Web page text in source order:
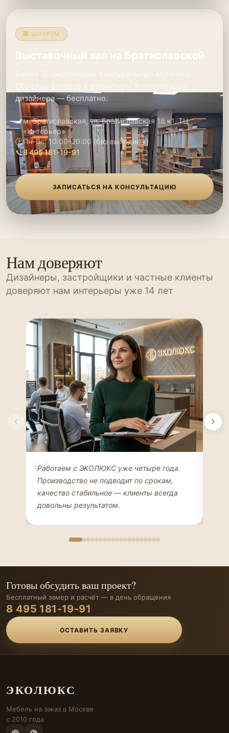
🏢 ШОУРУМ
Выставочный зал на Братиславской
дизайнера — бесплатно.
📍м. Братиславская, ул. Братиславская 18 к1, ТЦ
«Интерьер»
🕑Пн–Вс: 10:00–20:00 (без выходных)
📞8 495 181-19-91
ЗАПИСАТЬСЯ НА КОНСУЛЬТАЦИЮ
Нам доверяют
Дизайнеры, застройщики и частные клиенты
доверяют нам интерьеры уже 14 лет
Елена Соколова
ДИЗАЙНЕР ИНТЕРЬЕРОВ
Работаем с ЭКОЛЮКС уже четыре года.
Производство не подводит по срокам,
качество стабильное — клиенты всегда
довольны результатом.
Готовы обсудить ваш проект?
Бесплатный замер и расчёт — в день обращения
8 495 181-19-91
ОСТАВИТЬ ЗАЯВКУ
ЭКОЛЮКС
Мебель на заказ в Москве
с 2010 года